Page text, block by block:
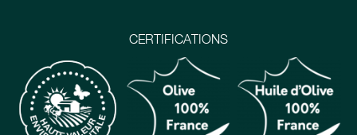
CERTIFICATIONS